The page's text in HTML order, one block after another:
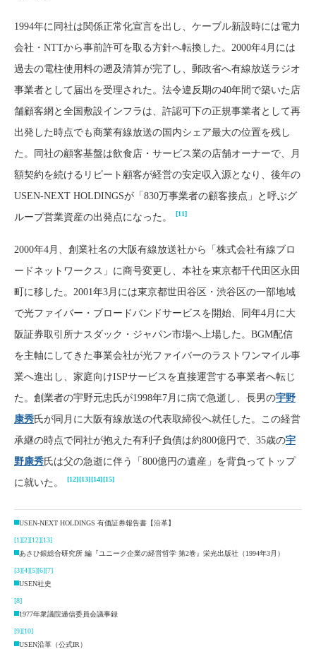
1994年に同社は関係正常化宣言を出し、ケーブル新設時には電力
会社・NTTから事前許可を取る方針へ転換した。2000年4月には
過去の電柱使用料の遡及清算が完了し、郵政省へ有線放送ラジオ
事業者として届出を受理された。法令違反期の40年間で築いた店
舗顧客網と全国敷設インフラは、許認可下の正規事業者として再
出発した時点でも商業有線放送の国内シェア最大の位置を残し
た。同社の顧客基盤は飲食店・サービス業の店舗オーナーで、月
額契約を続けるリピート顧客が経営の安定収入源となり、後年の
USEN-NEXT HOLDINGSが「830万事業者の顧客接点」と呼ぶグ
ループ営業資産の出発点になった。
[11]
2000年4月、創業社名の大阪有線放送社から「株式会社有線ブロ
ードネットワークス」に商号変更し、本社を東京都千代田区永田
町に移した。2001年3月には東京都世田谷区・渋谷区の一部地域
で光ファイバー・ブロードバンドサービスを開始、同年4月に大
阪証券取引所ナスダック・ジャパン市場へ上場した。BGM配信
を主軸にしてきた事業会社が光ファイバーのラストワンマイル事
業へ進出し、家庭向けISPサービスを直接運営する事業者へ転じ
た。創業者の宇野元忠氏が1998年7月に病で急逝し、長男の宇野
康秀氏が同月に大阪有線放送の代表取締役へ就任した。この経営
承継の時点で同社が抱えた有利子負債は約800億円で、35歳の宇
野康秀氏は父の急逝に伴う「800億円の遺産」を背負ってトップ
に就いた。
[12][13][14][15]
USEN-NEXT HOLDINGS 有価証券報告書【沿革】
[1][2][12][13]
あさひ銀総合研究所 編『ユニーク企業の経営哲学 第2巻』栄光出版社（1994年3月）
[3][4][5][6][7]
USEN社史
[8]
1977年衆議院逓信委員会議事録
[9][10]
USEN沿革（公式IR）